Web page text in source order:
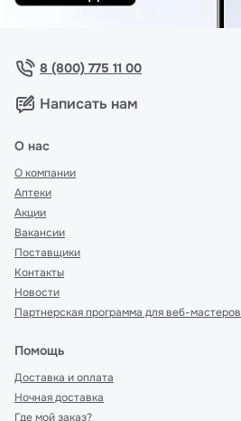
8 (800) 775 11 00
Написать нам
О нас
О компании
Аптеки
Акции
Вакансии
Поставщики
Контакты
Новости
Партнерская программа для веб-мастеров
Помощь
Доставка и оплата
Ночная доставка
Где мой заказ?